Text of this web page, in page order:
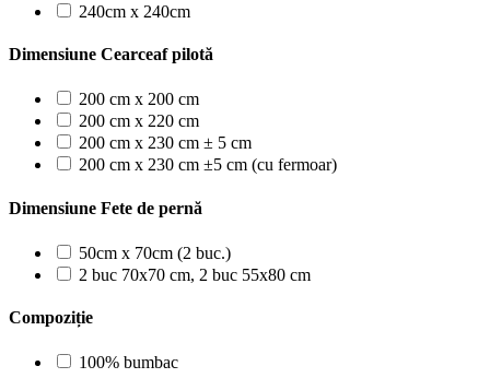
240cm x 240cm
Dimensiune Cearceaf pilotă
200 cm x 200 cm
200 cm x 220 cm
200 cm x 230 cm ± 5 cm
200 cm x 230 cm ±5 cm (cu fermoar)
Dimensiune Fete de pernă
50cm x 70cm (2 buc.)
2 buc 70x70 cm, 2 buc 55x80 cm
Compoziție
100% bumbac